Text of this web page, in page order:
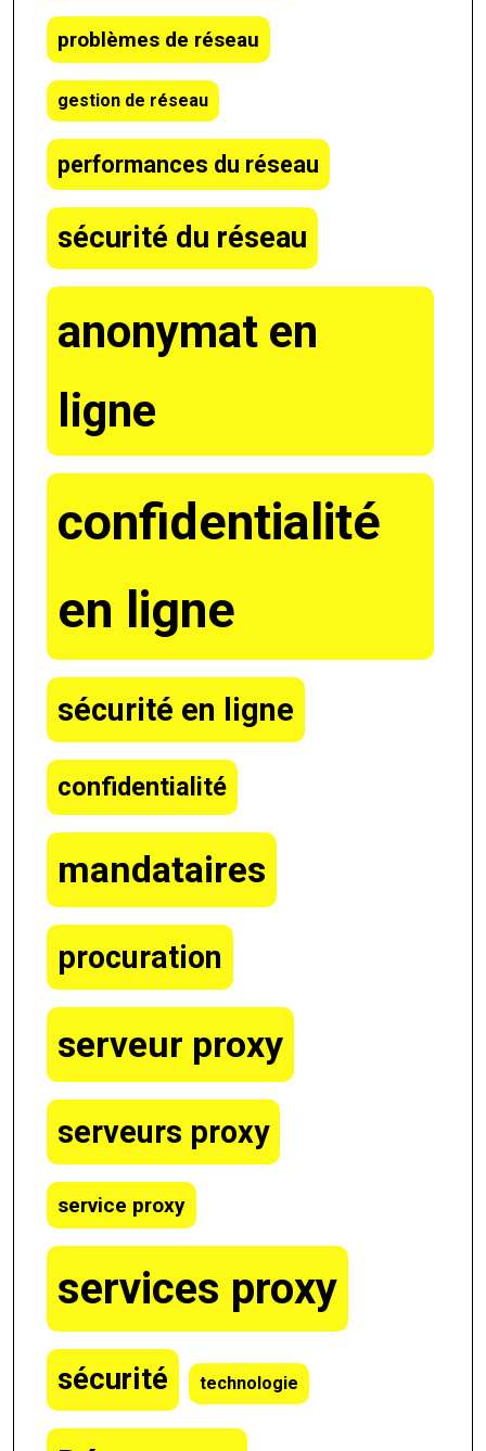
problèmes de réseau
gestion de réseau
performances du réseau
sécurité du réseau
anonymat en
ligne
confidentialité
en ligne
sécurité en ligne
confidentialité
mandataires
procuration
serveur proxy
serveurs proxy
service proxy
services proxy
sécurité technologie